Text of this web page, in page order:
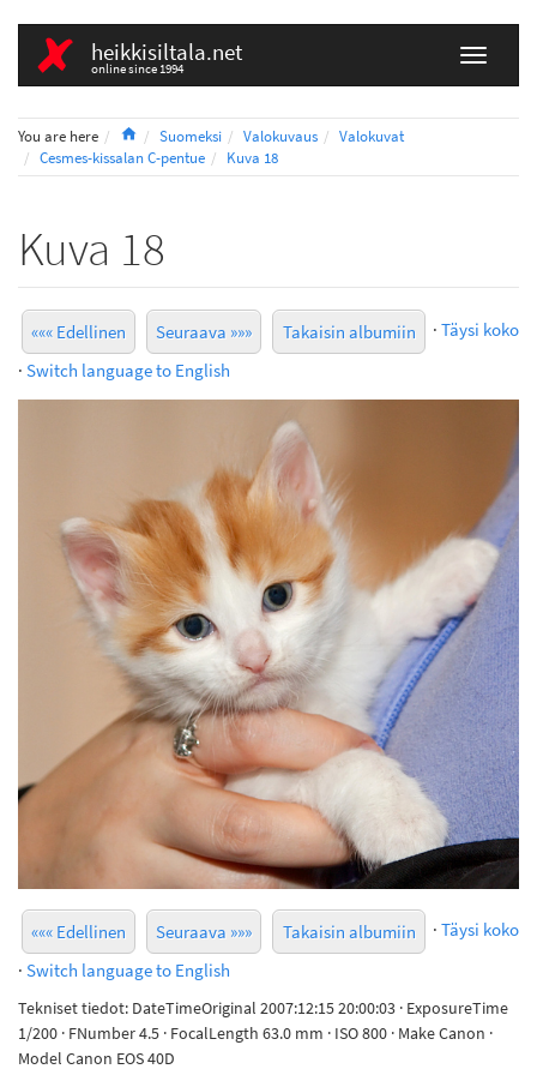
heikkisiltala.net
online since 1994
You are here HomeSuomeksi Valokuvaus
Valokuvat
Cesmes-kissalan C-pentue
Kuva 18
Kuva 18
««« Edellinen Seuraava »»» Takaisin albumiin · Täysi koko
· Switch language to English
««« Edellinen Seuraava »»» Takaisin albumiin · Täysi koko
· Switch language to English
Tekniset tiedot: DateTimeOriginal 2007:12:15 20:00:03 · ExposureTime
1/200 · FNumber 4.5 · FocalLength 63.0 mm · ISO 800 · Make Canon ·
Model Canon EOS 40D